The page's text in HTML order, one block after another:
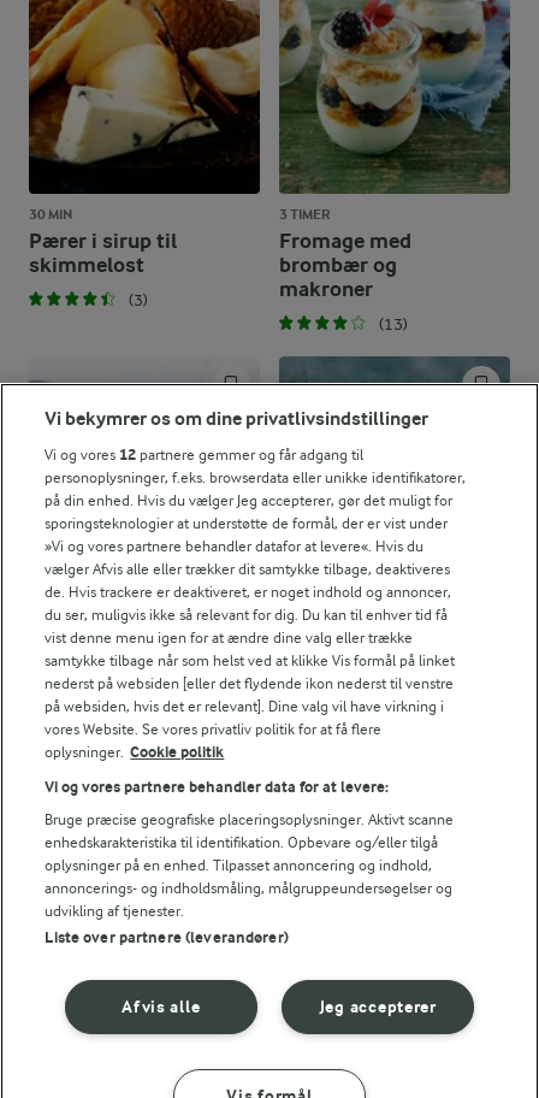
30 MIN
Pærer i sirup til
skimmelost
(3)
3 TIMER
Fromage med
brombær og
makroner
(13)
15 MIN
Kirsebærsauce
(18)
1 TIME 5 MIN
Små ice surprise
(10)
10 TIMER
Vi bekymrer os om dine privatlivsindstillinger
Vi og vores 12 partnere gemmer og får adgang til
personoplysninger, f.eks. browserdata eller unikke identifikatorer,
på din enhed. Hvis du vælger Jeg accepterer, gør det muligt for
sporingsteknologier at understøtte de formål, der er vist under
»Vi og vores partnere behandler datafor at levere«. Hvis du
vælger Afvis alle eller trækker dit samtykke tilbage, deaktiveres
de. Hvis trackere er deaktiveret, er noget indhold og annoncer,
du ser, muligvis ikke så relevant for dig. Du kan til enhver tid få
vist denne menu igen for at ændre dine valg eller trække
samtykke tilbage når som helst ved at klikke Vis formål på linket
nederst på websiden [eller det flydende ikon nederst til venstre
på websiden, hvis det er relevant]. Dine valg vil have virkning i
vores Website. Se vores privatliv politik for at få flere
oplysninger. Cookie politik
Vi og vores partnere behandler data for at levere:
Bruge præcise geografiske placeringsoplysninger. Aktivt scanne
enhedskarakteristika til identifikation. Opbevare og/eller tilgå
oplysninger på en enhed. Tilpasset annoncering og indhold,
annoncerings- og indholdsmåling, målgruppeundersøgelser og
udvikling af tjenester.
Liste over partnere (leverandører)
Jeg accepterer
Afvis alle